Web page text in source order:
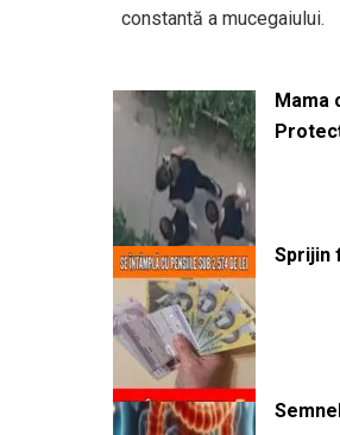
constantă a mucegaiului.
Mama
Sprijin